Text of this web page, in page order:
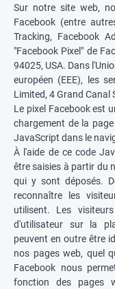
Sur notre site web,
Facebook (entre
Tracking, Facebook
"Facebook Pixel" de
94025, USA. Dans
européen (EEE), les
Limited, 4 Grand Canal
Le pixel Facebook est
chargement de la
JavaScript dans le
À l'aide de ce code
être saisies à partir du
qui y sont déposés.
reconnaître les
utilisent. Les
d'utilisateur sur la
peuvent en outre être
nos pages web, quel
Facebook nous
fonction des pages